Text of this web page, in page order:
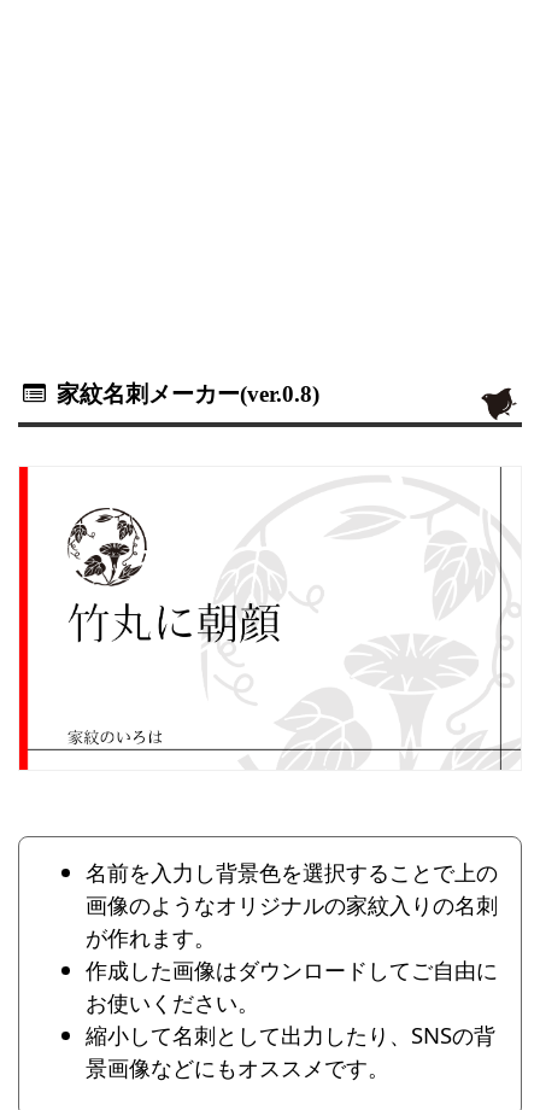
家紋名刺メーカー(ver.0.8)
名前を入力し背景色を選択することで上の
画像のようなオリジナルの家紋入りの名刺
が作れます。
作成した画像はダウンロードしてご自由に
お使いください。
縮小して名刺として出力したり、SNSの背
景画像などにもオススメです。